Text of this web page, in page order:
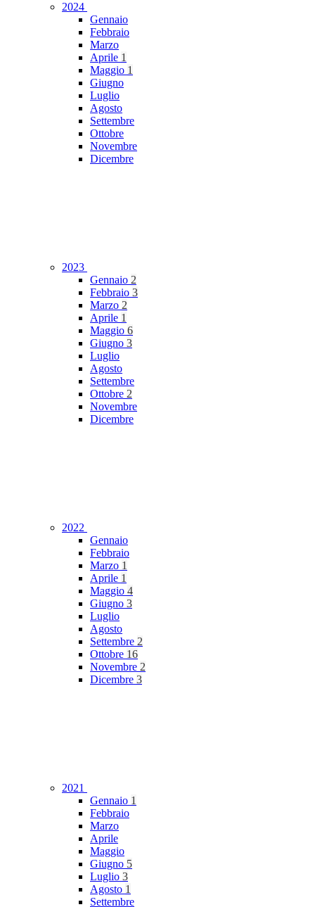
2024
Gennaio
Febbraio
Marzo
Aprile 1
Maggio 1
Giugno
Luglio
Agosto
Settembre
Ottobre
Novembre
Dicembre
2023
Gennaio 2
Febbraio 3
Marzo 2
Aprile 1
Maggio 6
Giugno 3
Luglio
Agosto
Settembre
Ottobre 2
Novembre
Dicembre
2022
Gennaio
Febbraio
Marzo 1
Aprile 1
Maggio 4
Giugno 3
Luglio
Agosto
Settembre 2
Ottobre 16
Novembre 2
Dicembre 3
2021
Gennaio 1
Febbraio
Marzo
Aprile
Maggio
Giugno 5
Luglio 3
Agosto 1
Settembre